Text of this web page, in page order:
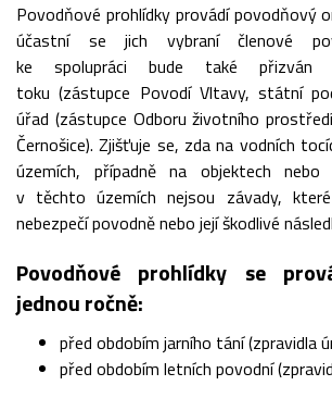
Povodňové prohlídky provádí povodňový
účastní se jich vybraní členové
ke spolupráci bude také přizván
toku (zástupce Povodí Vltavy, státní
úřad (zástupce Odboru životního
Černošice). Zjišťuje se, zda na vodních
územích, případně na objektech nebo
v těchto územích nejsou závady,
nebezpečí povodně nebo její škodlivé
Povodňové prohlídky se
jednou ročně:
před obdobím jarního tání (zpravidla
před obdobím letních povodní